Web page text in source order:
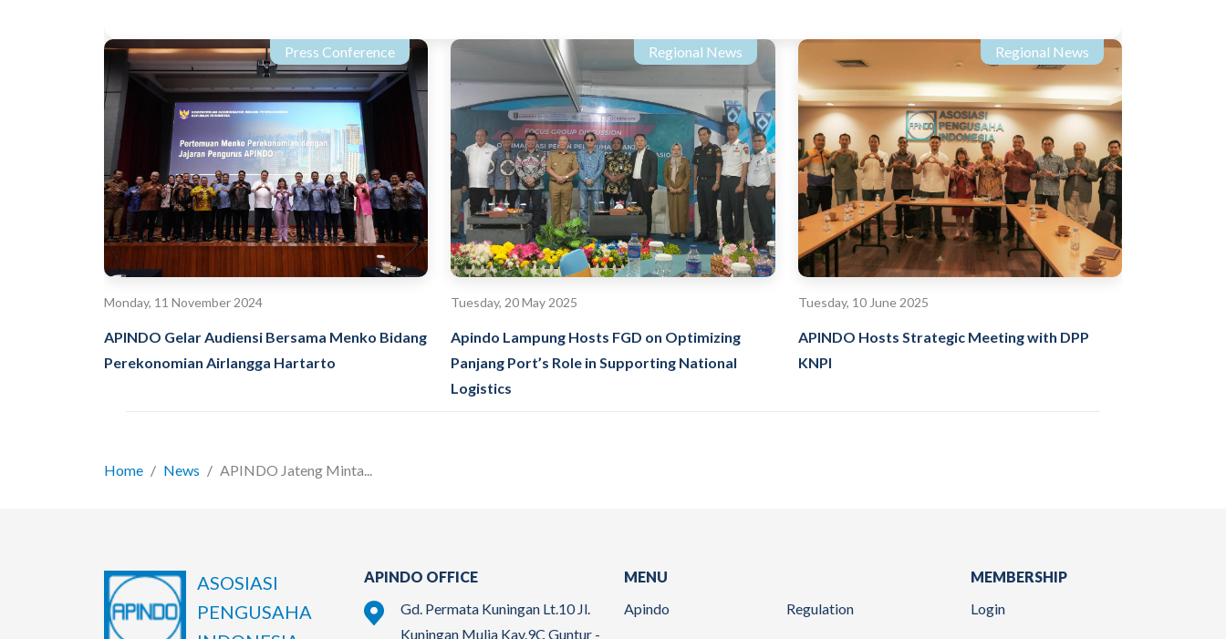
Press Conference
Monday, 11 November 2024
APINDO Gelar Audiensi Bersama Menko Bidang
Perekonomian Airlangga Hartarto
Regional News
Tuesday, 20 May 2025
Apindo Lampung Hosts FGD on Optimizing
Panjang Port’s Role in Supporting National
Logistics
Regional News
Tuesday, 10 June 2025
APINDO Hosts Strategic Meeting with DPP
KNPI
Home News APINDO Jateng Minta...
ASOSIASI
PENGUSAHA
APINDO OFFICE
Gd. Permata Kuningan Lt.10 Jl.
Kuningan Mulia Kav.9C Guntur -
MENU
Apindo
Regulation
MEMBERSHIP
Login